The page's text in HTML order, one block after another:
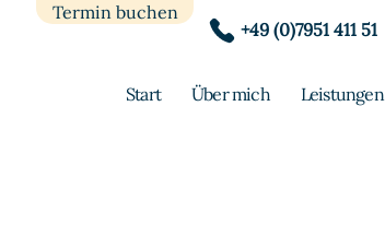
Termin buchen
Start Über mich Leistungen
+49 (0)7951 411 51